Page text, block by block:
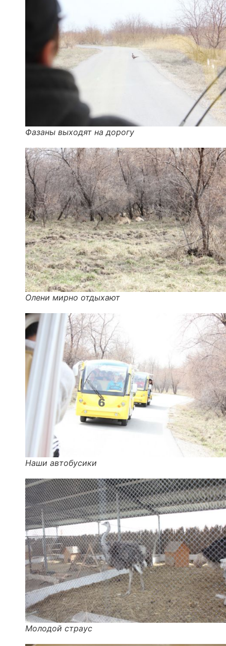
Фазаны выходят на дорогу
Олени мирно отдыхают
Наши автобусики
Молодой страус